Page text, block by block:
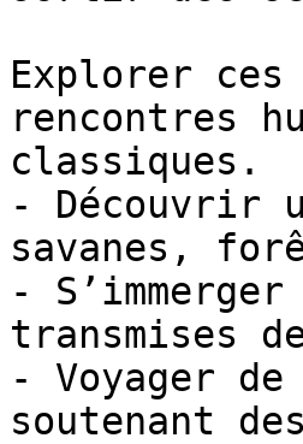
Explorer
rencontres
classiques.
- Découvrir
savanes,
-
transmises
- Voyager
soutenant